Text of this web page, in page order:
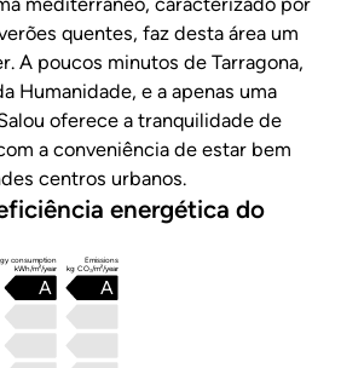
mediterrâneo, caracterizado por
quentes, faz desta área um
A poucos minutos de Tarragona,
Humanidade, e a apenas uma
oferece a tranquilidade de
a conveniência de estar bem
centros urbanos.
energética do
consumption
kWh/m²/year
Emissions
kg CO₂/m²/year
A
A